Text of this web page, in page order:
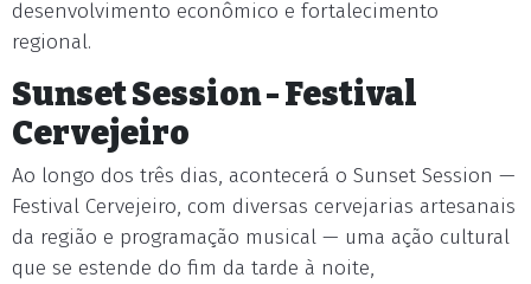
desenvolvimento econômico e fortalecimento
regional.
Sunset Session - Festival
Cervejeiro
Ao longo dos três dias, acontecerá o Sunset Session —
Festival Cervejeiro, com diversas cervejarias artesanais
da região e programação musical — uma ação cultural
que se estende do fim da tarde à noite,